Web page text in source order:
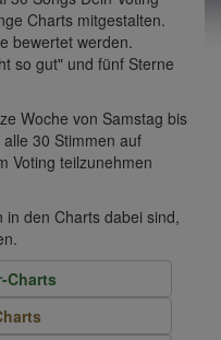
Charts mitgestalten.
bewertet werden.
so gut" und fünf Sterne
Woche von Samstag bis
30 Stimmen auf
Voting teilzunehmen
den Charts dabei sind,
Charts